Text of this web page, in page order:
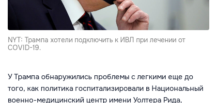
NYT: Трампа хотели подключить к ИВЛ при лечении от
COVID-19.
У Трампа обнаружились проблемы с легкими еще до
того, как политика госпитализировали в Национальный
военно-медицинский центр имени Уолтера Рида,